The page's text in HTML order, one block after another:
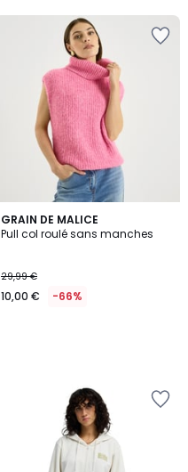
GRAIN DE MALICE
Pull col roulé sans manches
29,99 €
10,00 € -66%